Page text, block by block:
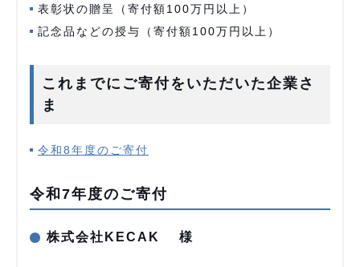
表彰状の贈呈（寄付額100万円以上）
記念品などの授与（寄付額100万円以上）
これまでにご寄付をいただいた企業さ
ま
令和8年度のご寄付
令和7年度のご寄付
株式会社KECAK 様